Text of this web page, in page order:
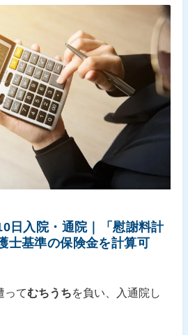
日入院・通院｜「慰謝料計
士基準の保険金を計算可
ってむちうちを負い、入通院し